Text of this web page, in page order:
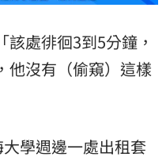
處徘徊3到5分鐘，
他沒有（偷窺）這樣
學週邊一處出租套